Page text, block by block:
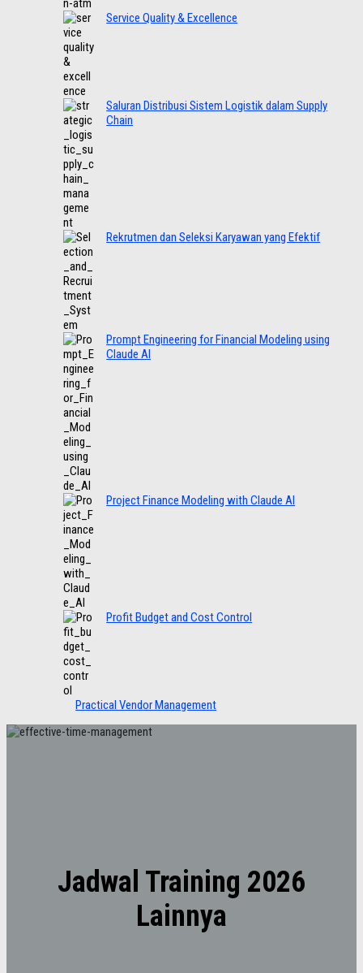
Service Quality & Excellence
Saluran Distribusi Sistem Logistik dalam Supply
Chain
Rekrutmen dan Seleksi Karyawan yang Efektif
Prompt Engineering for Financial Modeling using
Claude AI
Project Finance Modeling with Claude AI
Profit Budget and Cost Control
Practical Vendor Management
Jadwal Training 2026
Lainnya